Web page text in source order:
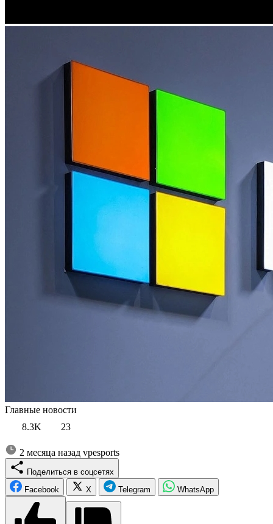
Главные новости
8.3K
23
2 месяца назад vpesports
Поделиться в соцсетях
Facebook
X Telegram WhatsApp